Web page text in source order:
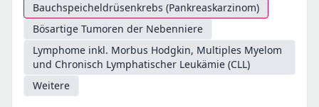
Bauchspeicheldrüsenkrebs (Pankreaskarzinom)
Bösartige Tumoren der Nebenniere
Lymphome inkl. Morbus Hodgkin, Multiples Myelom
und Chronisch Lymphatischer Leukämie (CLL)
Weitere